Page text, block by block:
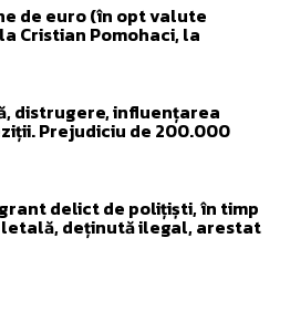
de euro (în opt valute
Cristian Pomohaci, la
distrugere, influențarea
Prejudiciu de 200.000
delict de polițiști, în timp
deținută ilegal, arestat